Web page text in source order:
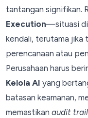
tantangan signifikan.
Execution—situasi di
kendali, terutama jika
perencanaan atau
Perusahaan harus
Kelola AI yang
batasan keamanan,
memastikan audit trail